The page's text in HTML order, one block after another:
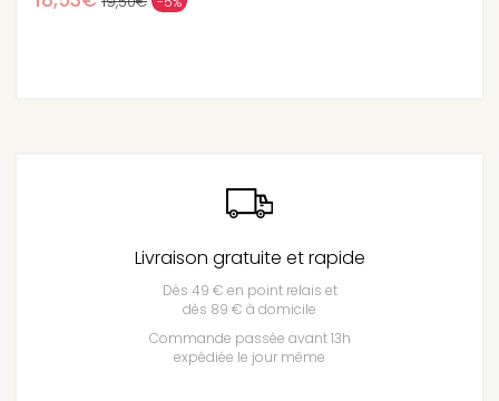
Livraison gratuite et rapide
Dès 49 € en point relais et
dès 89 € à domicile
Commande passée avant 13h
expédiée le jour même